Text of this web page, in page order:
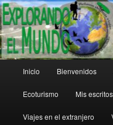
Ir
al
contenido
principal
Ir
al
contenido
secundarioExplorando
principal
Inicio Bienvenidos
Ecoturismo Mis escritos
Viajes en el extranjero